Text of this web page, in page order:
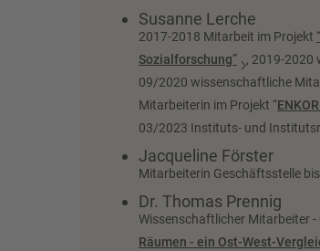
Susanne Lerche
2017-2018 Mitarbeit im Projekt
Sozialforschung”
, 2019-2020
09/2020 wissenschaftliche
Mitarbeiterin im Projekt “
03/2023 Instituts- und
Jacqueline Förster
Mitarbeiterin Geschäftsstelle
Dr. Thomas Prennig
Wissenschaftlicher Mitarbeiter
Räumen - ein Ost-West-